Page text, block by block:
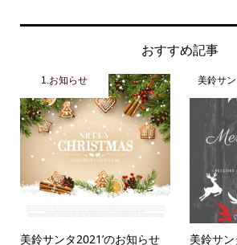
おすすめ記事
1.お知らせ
美鈴サンタ2021’のお知らせ
美鈴サ
美鈴サン